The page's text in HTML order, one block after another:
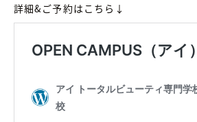
詳細&ご予約はこちら↓